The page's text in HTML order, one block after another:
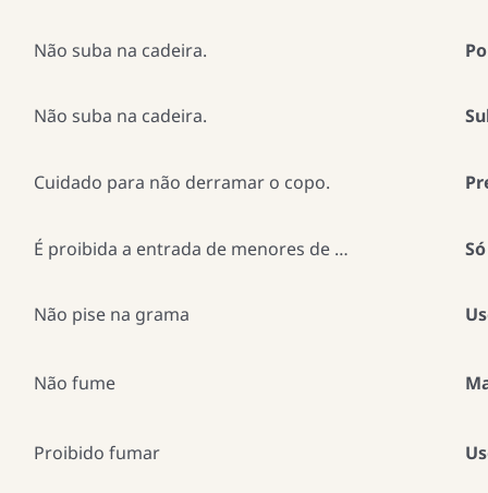
Não suba na cadeira.
Não suba na cadeira.
Cuidado para não derramar o copo.
É proibida a entrada de menores de …
Não pise na grama
Não fume
Proibido fumar